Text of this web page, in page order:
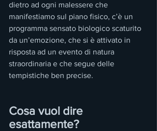
dietro ad ogni malessere che
manifestiamo sul piano fisico, c’è un
programma sensato biologico scaturito
da un’emozione, che si è attivato in
risposta ad un evento di natura
straordinaria e che segue delle
tempistiche ben precise.
Cosa vuol dire
esattamente?